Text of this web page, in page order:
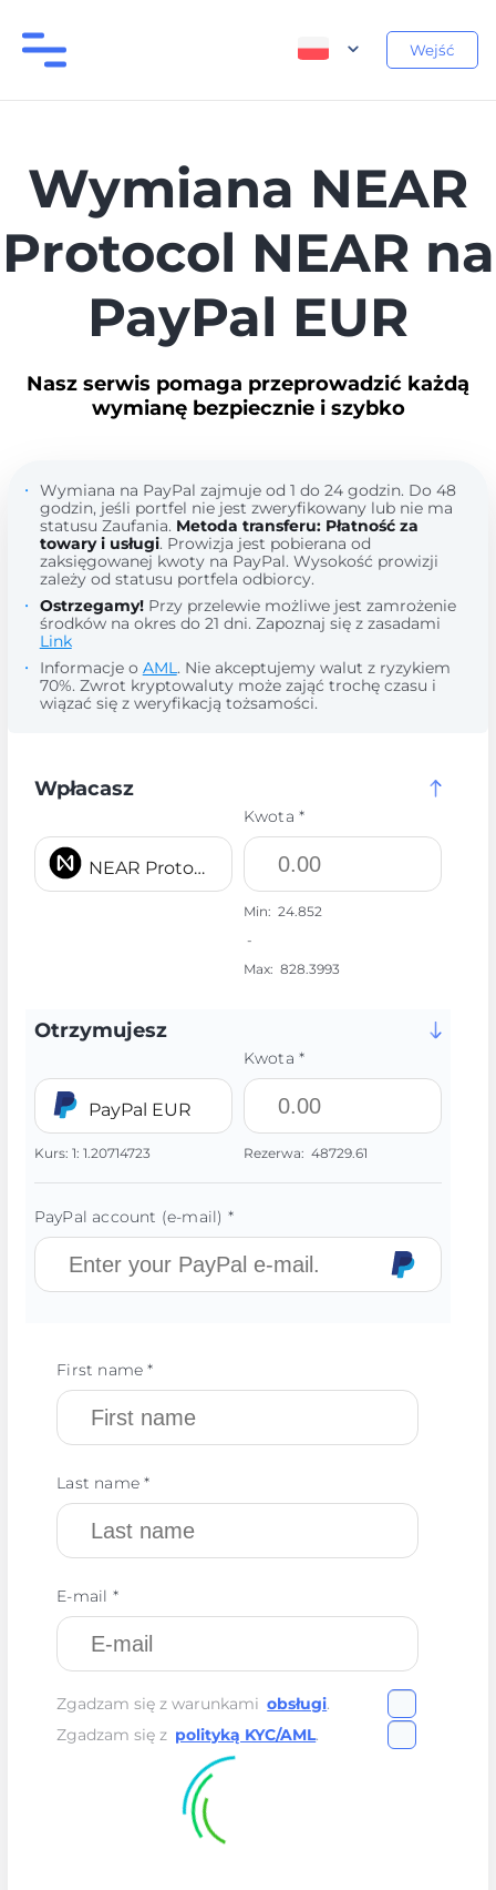
Wejść
Wymiana NEAR
Protocol NEAR na
PayPal EUR
Nasz serwis pomaga przeprowadzić każdą
wymianę bezpiecznie i szybko
Wymiana na PayPal zajmuje od 1 do 24 godzin. Do 48
godzin, jeśli portfel nie jest zweryfikowany lub nie ma
statusu Zaufania. Metoda transferu: Płatność za
towary i usługi. Prowizja jest pobierana od
zaksięgowanej kwoty na PayPal. Wysokość prowizji
zależy od statusu portfela odbiorcy.
Ostrzegamy!Przy przelewie możliwe jest zamrożenie
środków na okres do 21 dni. Zapoznaj się z zasadami
Link
Informacje o AML. Nie akceptujemy walut z ryzykiem
70%. Zwrot kryptowaluty może zająć trochę czasu i
wiązać się z weryfikacją tożsamości.
Wpłacasz
NEAR Protocol NEAR
Kwota *
Min: 24.852
-
Max: 828.3993
Otrzymujesz
PayPal EUR
Kurs: 1: 1.20714723
Kwota *
Rezerwa: 48729.61
PayPal account (e-mail) *
First name *
Last name *
E-mail *
Zgadzam się z warunkami obsługi.
Zgadzam się z polityką KYC/AML.